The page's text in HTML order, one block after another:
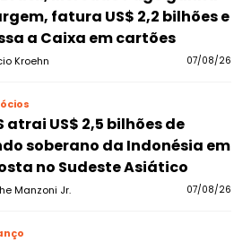
fatura US$ 2,2 bilhões e
a Caixa em cartões
Kroehn 07/08/26
atrai US$ 2,5 bilhões de
soberano da Indonésia em
no Sudeste Asiático
Manzoni Jr. 07/08/26